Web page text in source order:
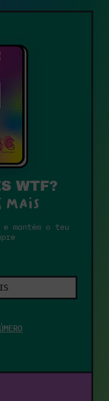
WTF?
mais
mantém o teu